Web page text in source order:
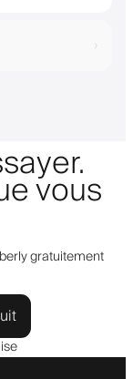
›
vous
gratuitement